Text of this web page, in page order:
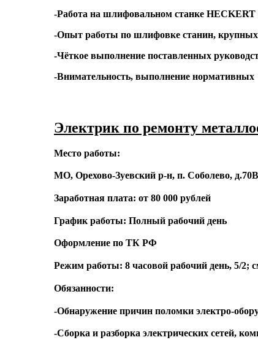
-Работа на шлифовальном станке HECKERT
-Опыт работы по шлифовке станин,
-Чёткое выполнение поставленных
-Внимательность, выполнение нормативных
Электрик по ремонту
Место работы:
МО, Орехово-Зуевский р-н, п. Соболево, д.70В
Заработная плата: от 80 000 рублей
График работы: Полный рабочий день
Оформление по ТК РФ
Режим работы: 8 часовой рабочий день, 5/2;
Обязанности:
-Обнаружение причин поломки электро-
-Сборка и разборка электрических сетей,